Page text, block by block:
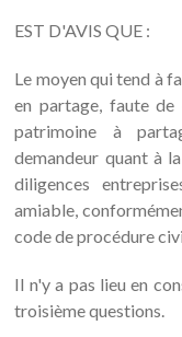
EST D'AVIS QUE :
Le moyen qui tend à
en partage, faute
patrimoine à
demandeur quant à
diligences
amiable,
code de procédure
Il n'y a pas lieu en
troisième questions.